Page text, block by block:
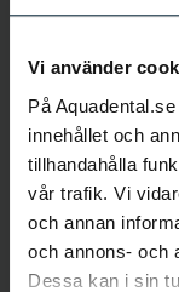
Vi använder
På
innehållet och
tillhandahålla
vår trafik. Vi
och annan
och annons- och
Dessa kan i sin
Lär känna
Språk:
arabiska
Behandlingar:
Injection